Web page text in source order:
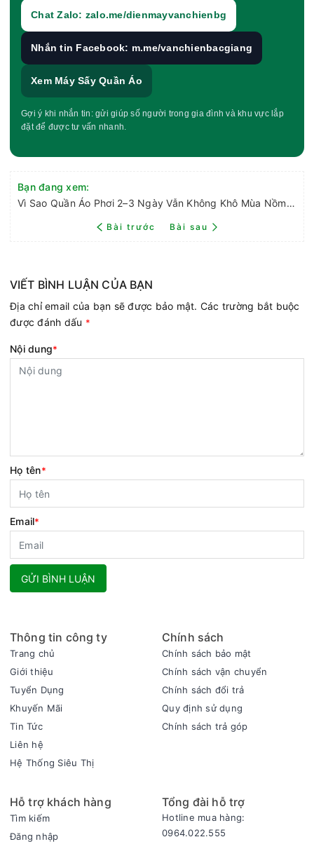
Chat Zalo: zalo.me/dienmayvanchienbg
Nhắn tin Facebook: m.me/vanchienbacgiang
Xem Máy Sấy Quần Áo
Gợi ý khi nhắn tin: gửi giúp số người trong gia đình và khu vực lắp
đặt để được tư vấn nhanh.
Bạn đang xem:
Vì Sao Quần Áo Phơi 2–3 Ngày Vẫn Không Khô Mùa Nồm? Giải Pháp Hiệu Quả Cho Gia Đình Miền Bắc
Bài trước Bài sau
VIẾT BÌNH LUẬN CỦA BẠN
Địa chỉ email của bạn sẽ được bảo mật. Các trường bắt buộc
được đánh dấu *
Nội dung*
Họ tên*
Email*
GỬI BÌNH LUẬN
Thông tin công ty
Trang chủ
Giới thiệu
Tuyển Dụng
Khuyến Mãi
Tin Tức
Liên hệ
Hệ Thống Siêu Thị
Chính sách
Chính sách bảo mật
Chính sách vận chuyển
Chính sách đổi trả
Quy định sử dụng
Chính sách trả góp
Hỗ trợ khách hàng
Tìm kiếm
Đăng nhập
Tổng đài hỗ trợ
Hotline mua hàng:
0964.022.555